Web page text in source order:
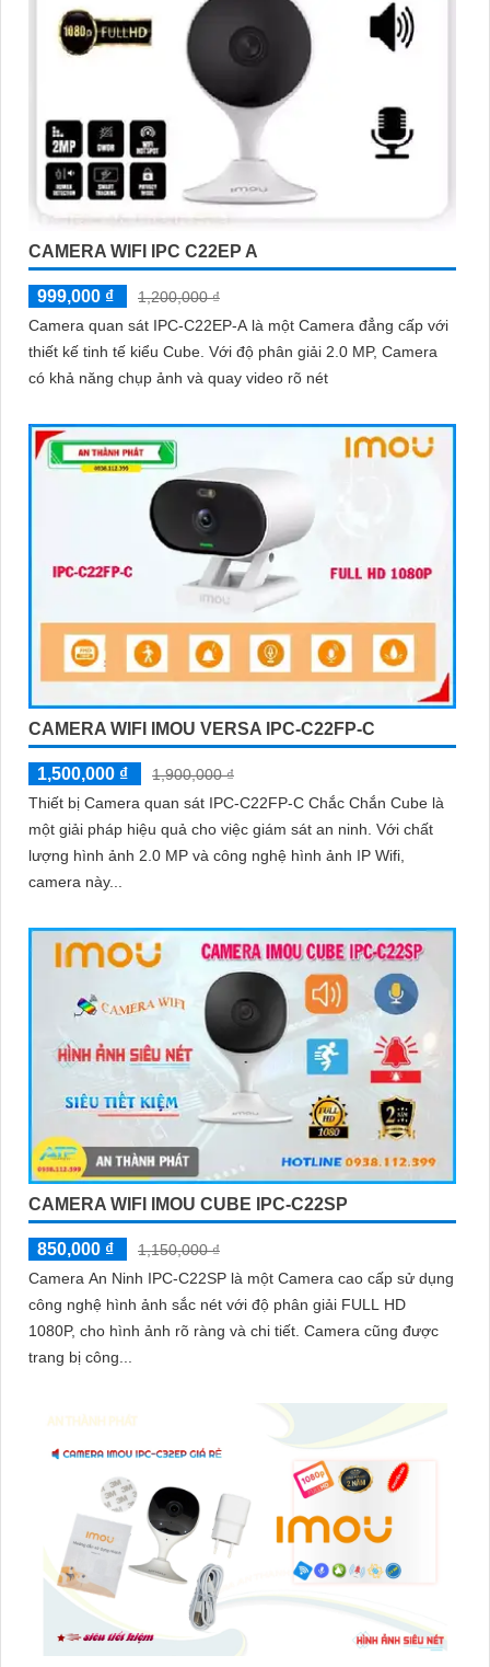
CAMERA WIFI IPC C22EP A
999,000 ₫
1,200,000 ₫
Camera quan sát IPC-C22EP-A là một Camera đẳng cấp với
thiết kế tinh tế kiểu Cube. Với độ phân giải 2.0 MP, Camera
có khả năng chụp ảnh và quay video rõ nét
CAMERA WIFI IMOU VERSA IPC-C22FP-C
1,500,000 ₫
1,900,000 ₫
Thiết bị Camera quan sát IPC-C22FP-C Chắc Chắn Cube là
một giải pháp hiệu quả cho việc giám sát an ninh. Với chất
lượng hình ảnh 2.0 MP và công nghệ hình ảnh IP Wifi,
camera này...
CAMERA WIFI IMOU CUBE IPC-C22SP
850,000 ₫
1,150,000 ₫
Camera An Ninh IPC-C22SP là một Camera cao cấp sử dụng
công nghệ hình ảnh sắc nét với độ phân giải FULL HD
1080P, cho hình ảnh rõ ràng và chi tiết. Camera cũng được
trang bị công...